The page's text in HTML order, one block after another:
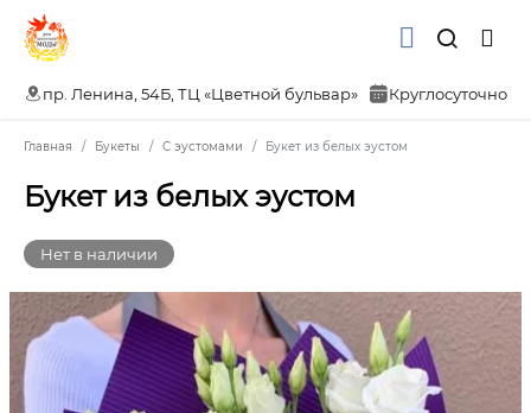
пр. Ленина, 54Б, ТЦ «Цветной бульвар» Круглосуточно
Главная Букеты С эустомами Букет из белых эустом
Букет из белых эустом
Нет в наличии